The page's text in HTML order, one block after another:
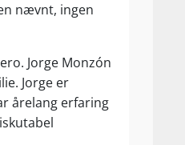
nævnt, ingen
Jorge Monzón
Jorge er
årelang erfaring